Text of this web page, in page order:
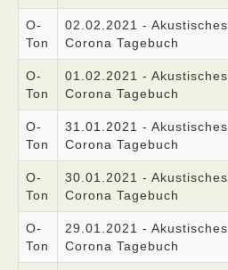
O-
Ton
02.02.2021 - Akustisches
Corona Tagebuch
O-
Ton
01.02.2021 - Akustisches
Corona Tagebuch
O-
Ton
31.01.2021 - Akustisches
Corona Tagebuch
O-
Ton
30.01.2021 - Akustisches
Corona Tagebuch
O-
Ton
29.01.2021 - Akustisches
Corona Tagebuch